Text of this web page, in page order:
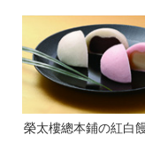
榮太樓總本鋪の紅白